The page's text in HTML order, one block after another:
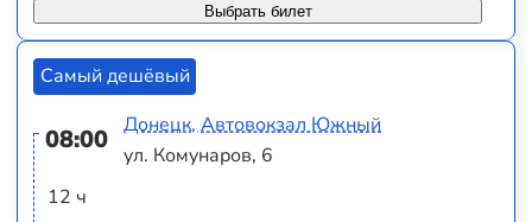
Выбрать билет
Самый дешёвый
08:00
12 ч
Донецк, Автовокзал Южный
ул. Комунаров, 6